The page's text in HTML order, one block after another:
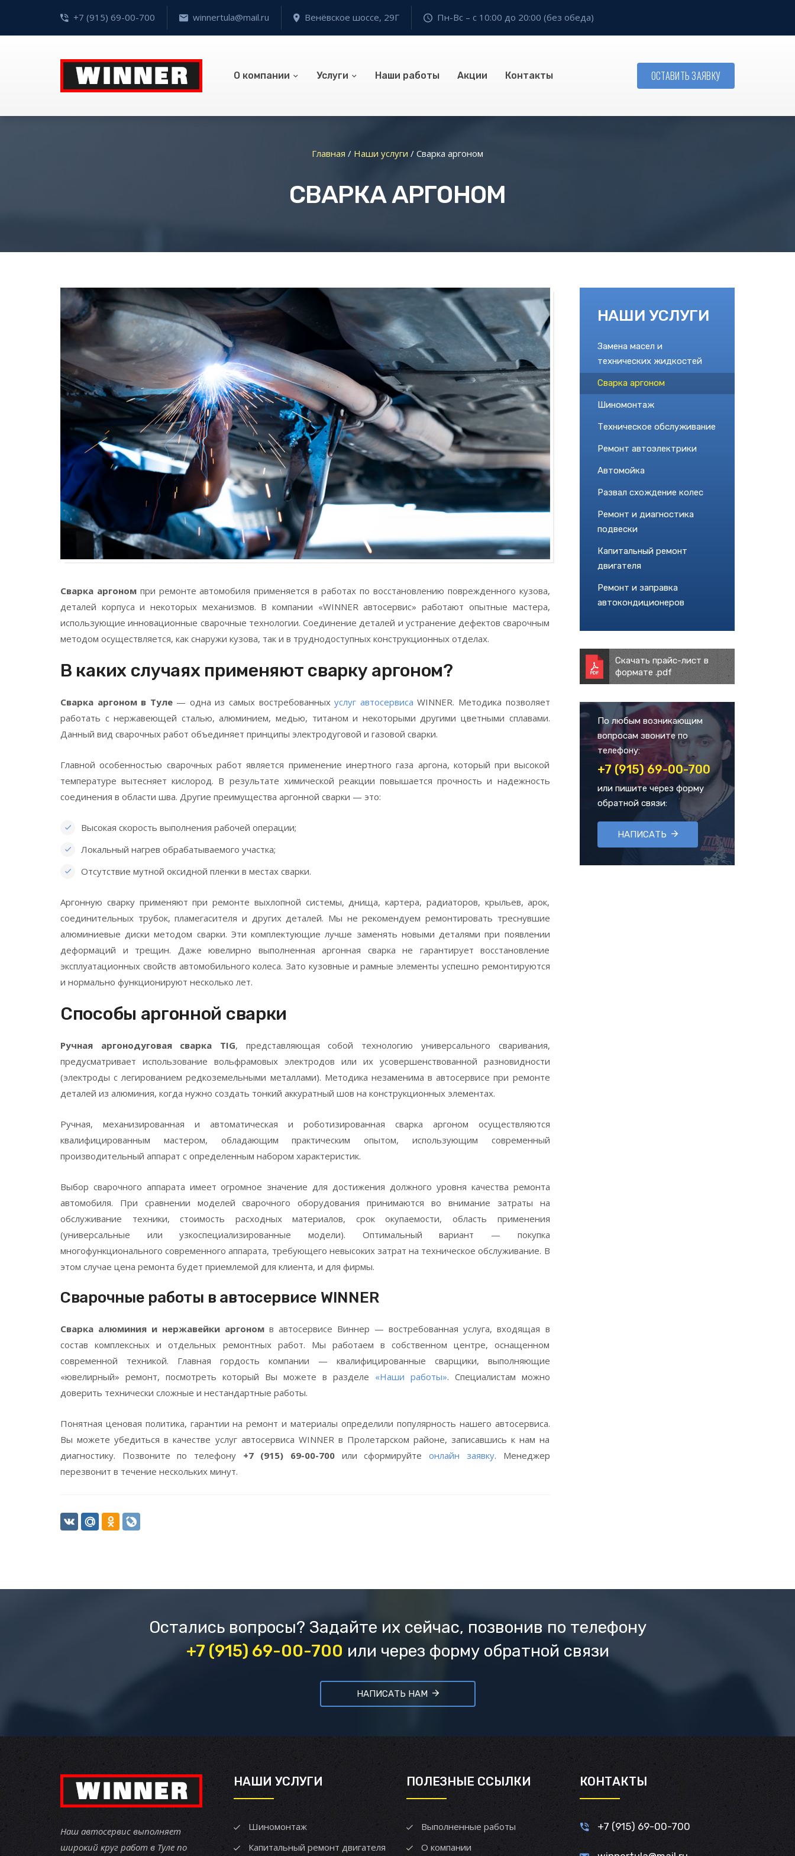
+7 (915) 69-00-700 winnertula@mail.ru Венёвское шоссе, 29Г Пн-Вс – с 10:00 до 20:00 (без обеда)
О компании Услуги Наши работы Акции Контакты ОСТАВИТЬ ЗАЯВКУ
Главная / Наши услуги / Сварка аргоном
СВАРКА АРГОНОМ
Сварка аргономпри ремонте автомобиля применяется в работах по восстановлению поврежденного кузова,
деталей корпуса и некоторых механизмов. В компании «WINNER автосервис» работают опытные мастера,
использующие инновационные сварочные технологии. Соединение деталей и устранение дефектов сварочным
методом осуществляется, как снаружи кузова, так и в труднодоступных конструкционных отделах.
В каких случаях применяют сварку аргоном?
Сварка аргоном в Туле— одна из самых востребованныхуслуг автосервиса WINNER. Методика позволяет
работать с нержавеющей сталью, алюминием, медью, титаном и некоторыми другими цветными сплавами.
Данный вид сварочных работ объединяет принципы электродуговой и газовой сварки.
Главной особенностью сварочных работ является применение инертного газа аргона, который при высокой
температуре вытесняет кислород. В результате химической реакции повышается прочность и надежность
соединения в области шва. Другие преимущества аргонной сварки — это:
Высокая скорость выполнения рабочей операции;
Локальный нагрев обрабатываемого участка;
Отсутствие мутной оксидной пленки в местах сварки.
Аргонную сварку применяют при ремонте выхлопной системы, днища, картера, радиаторов, крыльев, арок,
соединительных трубок, пламегасителя и других деталей. Мы не рекомендуем ремонтировать треснувшие
алюминиевые диски методом сварки. Эти комплектующие лучше заменять новыми деталями при появлении
деформаций и трещин. Даже ювелирно выполненная аргонная сварка не гарантирует восстановление
эксплуатационных свойств автомобильного колеса. Зато кузовные и рамные элементы успешно ремонтируются
и нормально функционируют несколько лет.
Способы аргонной сварки
Ручная аргонодуговая сварка TIG, представляющая собой технологию универсального сваривания,
предусматривает использование вольфрамовых электродов или их усовершенствованной разновидности
(электроды с легированием редкоземельными металлами). Методика незаменима в автосервисе при ремонте
деталей из алюминия, когда нужно создать тонкий аккуратный шов на конструкционных элементах.
Ручная, механизированная и автоматическая и роботизированная сварка аргоном осуществляются
квалифицированным мастером, обладающим практическим опытом, использующим современный
производительный аппарат с определенным набором характеристик.
Выбор сварочного аппарата имеет огромное значение для достижения должного уровня качества ремонта
автомобиля. При сравнении моделей сварочного оборудования принимаются во внимание затраты на
обслуживание техники, стоимость расходных материалов, срок окупаемости, область применения
(универсальные или узкоспециализированные модели). Оптимальный вариант — покупка
многофункционального современного аппарата, требующего невысоких затрат на техническое обслуживание. В
этом случае цена ремонта будет приемлемой для клиента, и для фирмы.
Сварочные работы в автосервисе WINNER
Сварка алюминия и нержавейки аргоном в автосервисе Виннер — востребованная услуга, входящая в
состав комплексных и отдельных ремонтных работ. Мы работаем в собственном центре, оснащенном
современной техникой. Главная гордость компании — квалифицированные сварщики, выполняющие
«ювелирный» ремонт, посмотреть который Вы можете в разделе «Наши работы». Специалистам можно
доверить технически сложные и нестандартные работы.
Понятная ценовая политика, гарантии на ремонт и материалы определили популярность нашего автосервиса.
Вы можете убедиться в качестве услуг автосервиса WINNER в Пролетарском районе, записавшись к нам на
диагностику. Позвоните по телефону +7 (915) 69-00-700 или сформируйтеонлайн заявку. Менеджер
перезвонит в течение нескольких минут.
НАШИ УСЛУГИ
Замена масел и
технических жидкостей
Сварка аргоном
Шиномонтаж
Техническое обслуживание
Ремонт автоэлектрики
Автомойка
Развал схождение колес
Ремонт и диагностика
подвески
Капитальный ремонт
двигателя
Ремонт и заправка
автокондиционеров
Скачать прайс-лист в
формате .pdf
По любым возникающим
вопросам звоните по
телефону:
+7 (915) 69-00-700
или пишите через форму
обратной связи:
НАПИСАТЬ
Остались вопросы? Задайте их сейчас, позвонив по телефону
+7 (915) 69-00-700 или через форму обратной связи
НАПИСАТЬ НАМ
Наш автосервис выполняет
широкий круг работ в Туле по
НАШИ УСЛУГИ
Шиномонтаж
Капитальный ремонт двигателя
ПОЛЕЗНЫЕ ССЫЛКИ
Выполненные работы
О компании
КОНТАКТЫ
+7 (915) 69-00-700